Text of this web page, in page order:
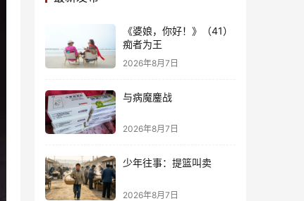
《婆娘，你好！》（41）
痴者为王
2026年8月7日
与病魔鏖战
2026年8月7日
少年往事：提篮叫卖
2026年8月7日